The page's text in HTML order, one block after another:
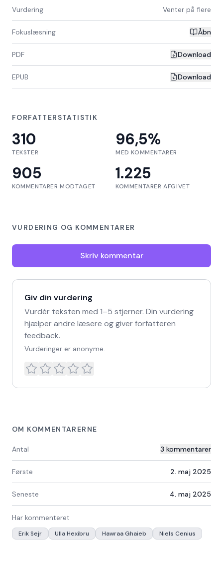
Vurdering Venter på flere
Fokuslæsning Åbn
PDF Download
EPUB Download
FORFATTERSTATISTIK
310
TEKSTER
96,5%
MED KOMMENTARER
905
KOMMENTARER MODTAGET
1.225
KOMMENTARER AFGIVET
VURDERING OG KOMMENTARER
Skriv kommentar
Giv din vurdering
Vurdér teksten med 1–5 stjerner. Din vurdering
hjælper andre læsere og giver forfatteren
feedback.
Vurderinger er anonyme.
OM KOMMENTARERNE
Antal 3 kommentarer
Første 2. maj 2025
Seneste 4. maj 2025
Har kommenteret
Erik Sejr Ulla Hexibru Hawraa Ghaieb Niels Cenius